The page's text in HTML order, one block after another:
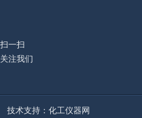
扫一扫
关注我们
技术支持： 化工仪器网